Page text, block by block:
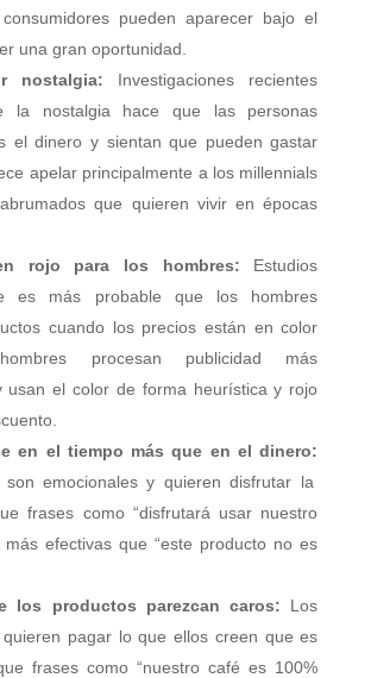
pueden aparecer bajo el
una gran oportunidad.
nostalgia: Investigaciones recientes
la nostalgia hace que las personas
el dinero y sientan que pueden gastar
apelar principalmente a los millennials
que quieren vivir en épocas
rojo para los hombres: Estudios
es más probable que los hombres
cuando los precios están en color
procesan publicidad más
usan el color de forma heurística y rojo
en el tiempo más que en el dinero:
son emocionales y quieren disfrutar la
frases como “disfrutará usar nuestro
más efectivas que “este producto no es
los productos parezcan caros: Los
quieren pagar lo que ellos creen que es
frases como “nuestro café es 100%